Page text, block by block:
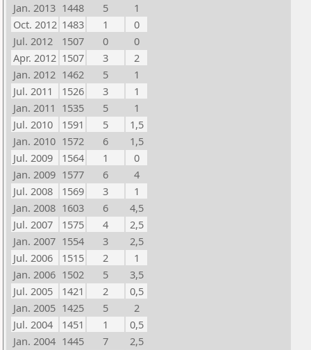
Jan. 2013 1448 5
1
Oct. 2012 1483 1
0
Jul. 2012
1507 0
0
Apr. 2012 1507 3
2
Jan. 2012 1462 5
1
Jul. 2011
1526 3
1
Jan. 2011 1535 5
1
Jul. 2010
1591 5
1,5
Jan. 2010 1572 6
1,5
Jul. 2009
1564 1
0
Jan. 2009 1577 6
4
Jul. 2008
1569 3
1
Jan. 2008 1603 6
4,5
Jul. 2007
1575 4
2,5
Jan. 2007 1554 3
2,5
Jul. 2006
1515 2
1
Jan. 2006 1502 5
3,5
Jul. 2005
1421 2
0,5
Jan. 2005 1425 5
2
Jul. 2004
1451 1
0,5
Jan. 2004 1445 7
2,5